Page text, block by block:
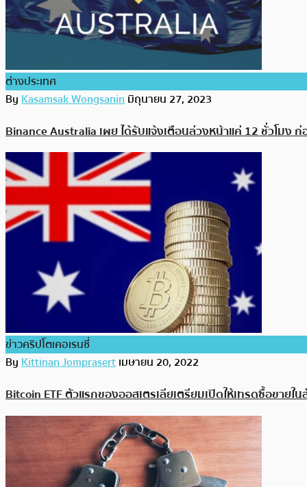
ต่างประเทศ
ByKasamsak Wongsaninมิถุนายน 27, 2023
Binance Australia เผย ได้รับแจ้งเตือนล่วงหน้าแค่ 12 ชั่วโมง
ข่าวคริปโตเคอเรนซี่
ByKittinan Jomprasertเมษายน 20, 2022
Bitcoin ETF ตัวแรกของออสเตรเลียเตรียมเปิดให้เทรดซื้อขายใ